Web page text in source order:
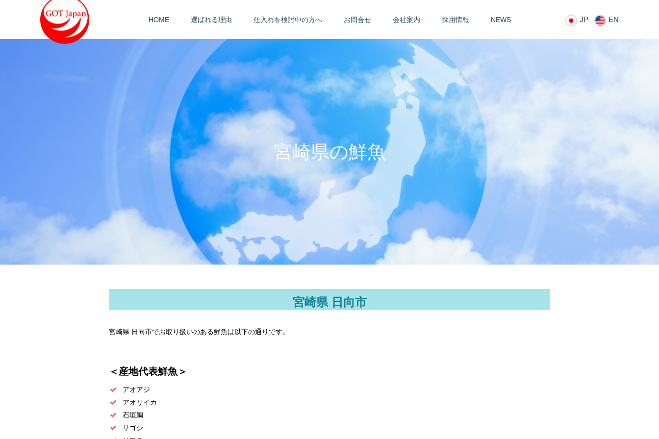
HOME 選ばれる理由 仕入れを検討中の方へ お問合せ 会社案内 採用情報 NEWS JP EN
宮崎県の鮮魚
宮崎県 日向市
宮崎県 日向市でお取り扱いのある鮮魚は以下の通りです。
＜産地代表鮮魚＞
アオアジ
アオリイカ
石垣鯛
サゴシ